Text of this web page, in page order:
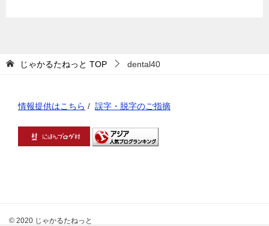
じゃかるたねっと TOP dental40
情報提供はこちら / 誤字・脱字のご指摘
© 2020 じゃかるたねっと